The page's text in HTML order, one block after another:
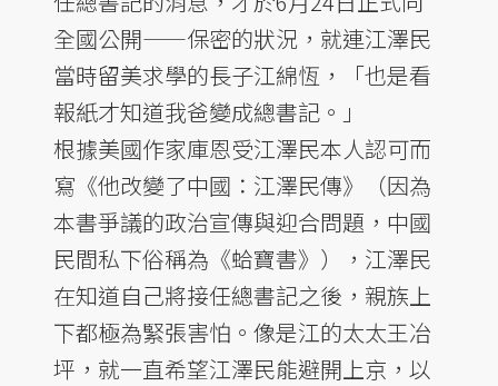
全國公開——保密的狀況，就連江澤民
當時留美求學的長子江綿恆，「也是看
報紙才知道我爸變成總書記。」
根據美國作家庫恩受江澤民本人認可而
寫《他改變了中國：江澤民傳》（因為
本書爭議的政治宣傳與迎合問題，中國
民間私下俗稱為《蛤寶書》），江澤民
在知道自己將接任總書記之後，親族上
下都極為緊張害怕。像是江的太太王冶
坪，就一直希望江澤民能避開上京，以